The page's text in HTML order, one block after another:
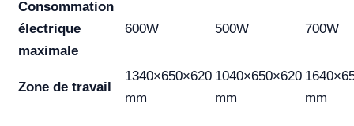
Consommation
électrique
maximale
600W 500W 700W
Zone de travail
1340×650×620
mm
1040×650×620
mm
mm